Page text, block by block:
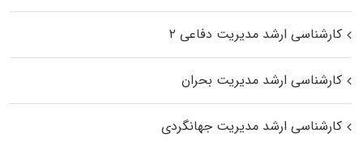
کارشناسی ارشد مدیریت دفاعی ۲
کارشناسی ارشد مدیریت بحران
کارشناسی ارشد مدیریت جهانگردی